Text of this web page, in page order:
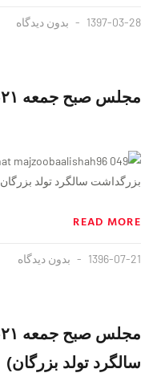
1397-03-28 بدون دیدگاه
مجلس صبح جمعه ٢١-٧-۹۶ – خانمها
بزرگداشت سالگرد تولد بزرگان
READ MORE
1396-07-21 بدون دیدگاه
سالگرد تولد بزرگان)